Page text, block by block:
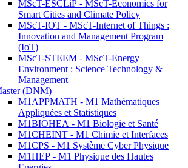
MScT-ESCLiP - MScT-Economics for
Smart Cities and Climate Policy
MScT-IOT - MScT-Internet of Things :
Innovation and Management Program
(IoT)
MScT-STEEM - MScT-Energy
Environment : Science Technology &
Management
(DNM)
M1APPMATH - M1 Mathématiques
Appliquées et Statistiques
M1BIOHEA - M1 Biologie et Santé
M1CHEINT - M1 Chimie et Interfaces
M1CPS - M1 Système Cyber Physique
M1HEP - M1 Physique des Hautes